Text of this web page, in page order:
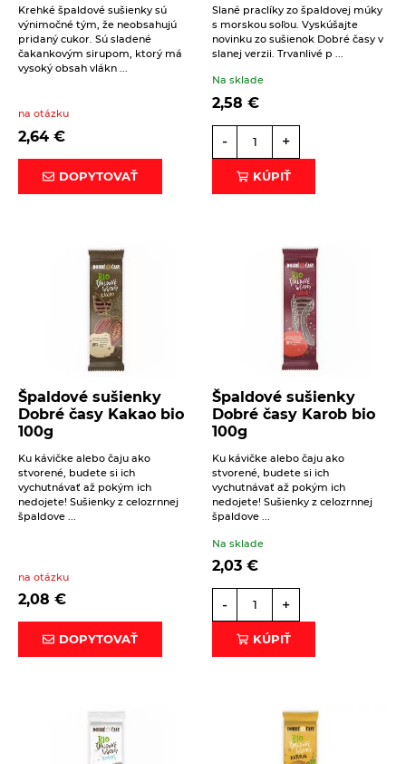
Krehké špaldové sušienky sú
výnimočné tým, že neobsahujú
pridaný cukor. Sú sladené
čakankovým sirupom, ktorý má
vysoký obsah vlákn ...
na otázku
2,64 €
DOPYTOVAŤ
Slané praclíky zo špaldovej múky
s morskou soľou. Vyskúšajte
novinku zo sušienok Dobré časy v
slanej verzii. Trvanlivé p ...
Na sklade
2,58 €
- +
KÚPIŤ
Špaldové sušienky
Dobré časy Kakao bio
100g
Ku kávičke alebo čaju ako
stvorené, budete si ich
vychutnávať až pokým ich
nedojete! Sušienky z celozrnnej
špaldove ...
na otázku
2,08 €
DOPYTOVAŤ
Špaldové sušienky
Dobré časy Karob bio
100g
Ku kávičke alebo čaju ako
stvorené, budete si ich
vychutnávať až pokým ich
nedojete! Sušienky z celozrnnej
špaldove ...
Na sklade
2,03 €
- +
KÚPIŤ